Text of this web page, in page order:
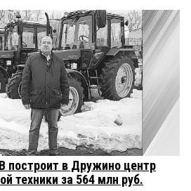
построит в Дружино центр
техники за 564 млн руб.